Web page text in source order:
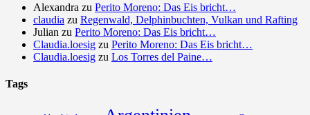
Alexandra zu Perito Moreno: Das Eis bricht…
claudia zu Regenwald, Delphinbuchten, Vulkan und Rafting
Julian zu Perito Moreno: Das Eis bricht…
Claudia.loesig zu Perito Moreno: Das Eis bricht…
Claudia.loesig zu Los Torres del Paine…
Tags